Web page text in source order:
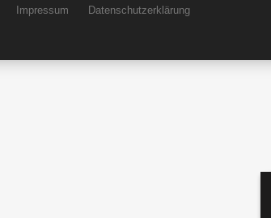
Impressum Datenschutzerklärung